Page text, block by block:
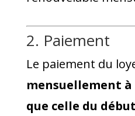
2. Paiement
Le paiement du
mensuellement
que celle du